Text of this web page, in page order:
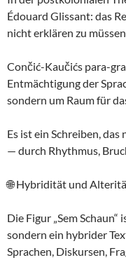
Édouard Glissant: das
nicht erklären zu
Cončić-Kaučićs para-
Entmächtigung der
sondern um Raum für
Es ist ein Schreiben,
— durch Rhythmus,
🌐 Hybridität und
Die Figur „Sem
sondern ein hybrider
Sprachen, Diskursen,